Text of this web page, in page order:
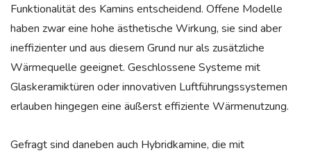
Funktionalität des Kamins entscheidend. Offene Modelle
haben zwar eine hohe ästhetische Wirkung, sie sind aber
ineffizienter und aus diesem Grund nur als zusätzliche
Wärmequelle geeignet. Geschlossene Systeme mit
Glaskeramiktüren oder innovativen Luftführungssystemen
erlauben hingegen eine äußerst effiziente Wärmenutzung.
Gefragt sind daneben auch Hybridkamine, die mit